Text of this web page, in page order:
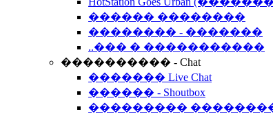
������ ��������
�������� - �������
..��� � �����������
���������� - Chat
������� Live Chat
������ - Shoutbox
���������